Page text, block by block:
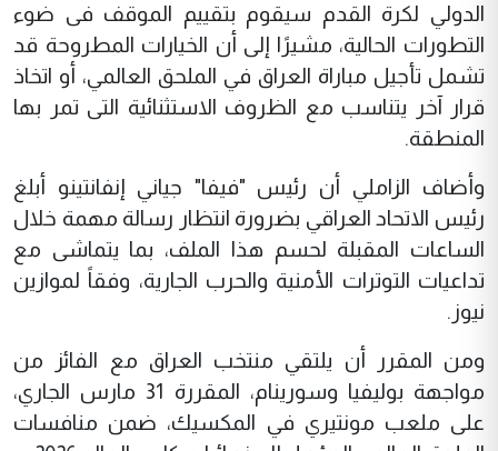
الدولي لكرة القدم سيقوم بتقييم الموقف فى ضوء
التطورات الحالية، مشيرًا إلى أن الخيارات المطروحة قد
تشمل تأجيل مباراة العراق في الملحق العالمي، أو اتخاذ
قرار آخر يتناسب مع الظروف الاستثنائية التى تمر بها
المنطقة.
وأضاف الزاملي أن رئيس "فيفا" جياني إنفانتينو أبلغ
رئيس الاتحاد العراقي بضرورة انتظار رسالة مهمة خلال
الساعات المقبلة لحسم هذا الملف، بما يتماشى مع
تداعيات التوترات الأمنية والحرب الجارية، وفقاً لموازين
نيوز.
ومن المقرر أن يلتقي منتخب العراق مع الفائز من
مواجهة بوليفيا وسورينام، المقررة 31 مارس الجاري،
على ملعب مونتيري في المكسيك، ضمن منافسات